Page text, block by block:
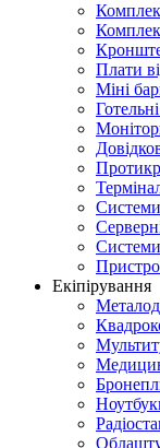
Плати
Міні
Системи
Екіпірування